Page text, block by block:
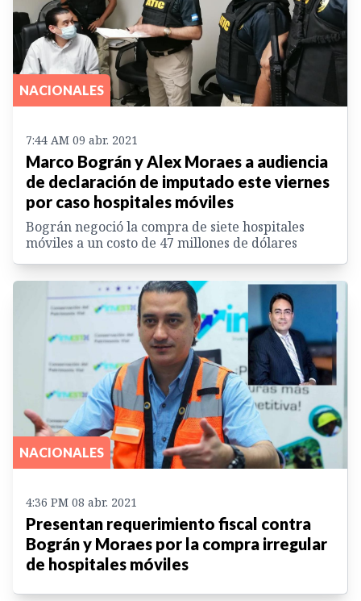
NACIONALES
7:44 AM 09 abr. 2021
Marco Bográn y Alex Moraes a audiencia
de declaración de imputado este viernes
por caso hospitales móviles
Bográn negoció la compra de siete hospitales
móviles a un costo de 47 millones de dólares
NACIONALES
4:36 PM 08 abr. 2021
Presentan requerimiento fiscal contra
Bográn y Moraes por la compra irregular
de hospitales móviles